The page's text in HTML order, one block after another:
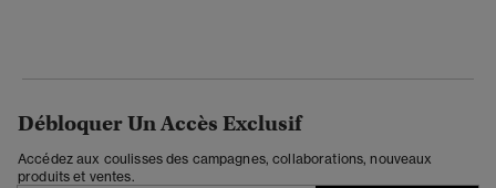
Débloquer Un Accès Exclusif
Accédez aux coulisses des campagnes, collaborations, nouveaux
produits et ventes.